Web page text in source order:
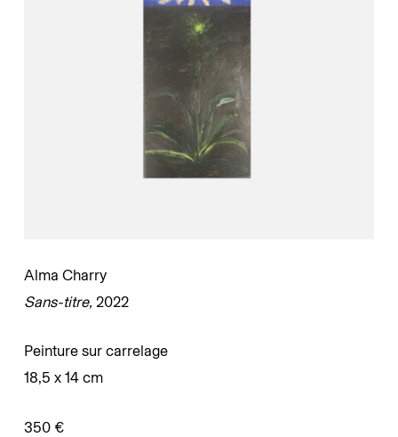
Alma Charry
Sans-titre, 2022
Peinture sur carrelage
18,5 x 14 cm
350 €